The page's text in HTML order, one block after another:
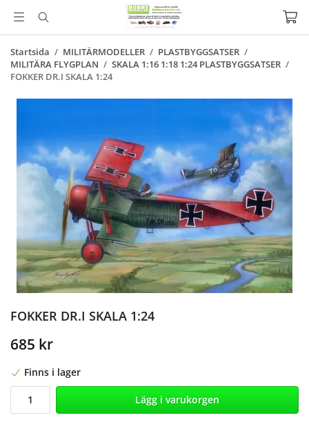
Startsida / MILITÄRMODELLER / PLASTBYGGSATSER /
MILITÄRA FLYGPLAN / SKALA 1:16 1:18 1:24 PLASTBYGGSATSER /
FOKKER DR.I SKALA 1:24
FOKKER DR.I SKALA 1:24
685 kr
Finns i lager
Lägg i varukorgen